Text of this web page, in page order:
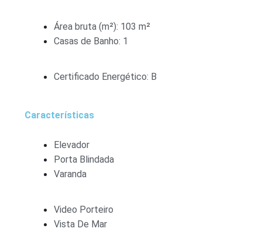
Área bruta (m²): 103 m²
Casas de Banho: 1
Certificado Energético: B
Características
Elevador
Porta Blindada
Varanda
Video Porteiro
Vista De Mar